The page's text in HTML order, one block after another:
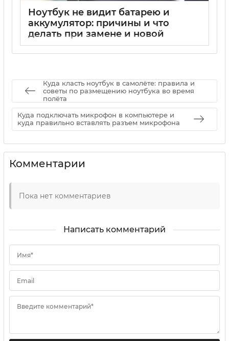
Ноутбук не видит батарею и
аккумулятор: причины и что
делать при замене и новой
батарее в Windows
Куда класть ноутбук в самолёте: правила и
советы по размещению ноутбука во время
полёта
Куда подключать микрофон в компьютере и
куда правильно вставлять разъем микрофона
Комментарии
Пока нет комментариев
Написать комментарий
Имя*
Email
Введите комментарий*